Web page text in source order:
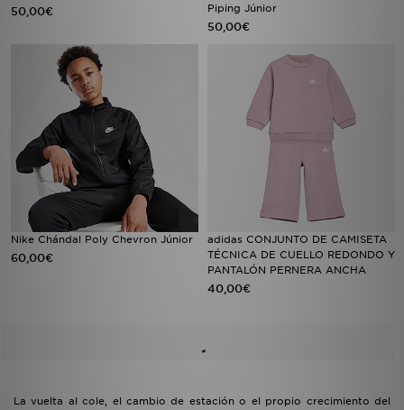
50,00€
Piping Júnior
50,00€
Nike Chándal Poly Chevron Júnior
60,00€
adidas CONJUNTO DE CAMISETA
TÉCNICA DE CUELLO REDONDO Y
PANTALÓN PERNERA ANCHA
40,00€
La vuelta al cole, el cambio de estación o el propio crecimiento del